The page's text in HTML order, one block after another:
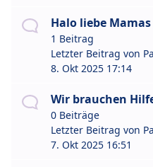
Halo liebe Mamas
1 Beitrag
Letzter Beitrag von
8. Okt 2025 17:14
Wir brauchen
0 Beiträge
Letzter Beitrag von
7. Okt 2025 16:51